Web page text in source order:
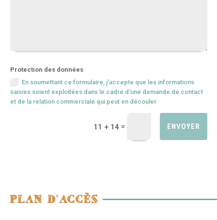
Protection des données
En soumettant ce formulaire, j'accepte que les informations
saisies soient exploitées dans le cadre d'une demande de contact
et de la relation commerciale qui peut en découler.
11 + 14 = ENVOYER
PLAN D'ACCÈS